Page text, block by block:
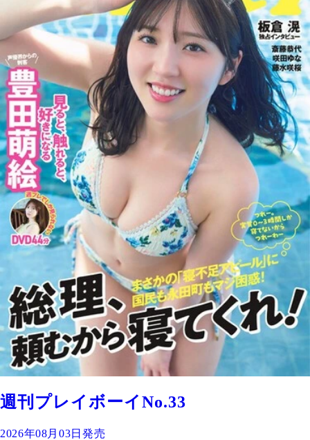
週刊プレイボーイNo.33
2026年08月03日発売